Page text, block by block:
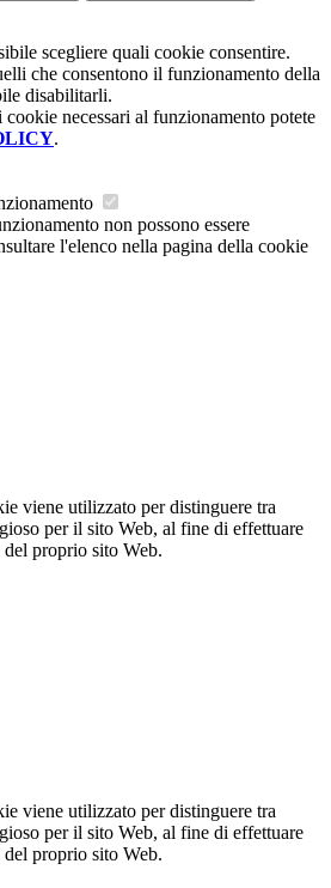
scegliere quali cookie consentire.
che consentono il funzionamento della
disabilitarli.
necessari al funzionamento potete
.
non possono essere
l'elenco nella pagina della cookie
viene utilizzato per distinguere tra
per il sito Web, al fine di effettuare
proprio sito Web.
viene utilizzato per distinguere tra
per il sito Web, al fine di effettuare
proprio sito Web.